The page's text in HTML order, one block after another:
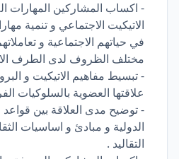
- اكساب المشاركين المهارات
الاتيكيت الاجتماعي و تنمية
في حياتهم الاجتماعية و
مختلف الظروف لدى الطرف
- تبسيط مفاهيم الاتيكيت و
علاقتها العضوية بالسلوكيات
- توضيح مدى العلاقة بين قواعد
الدولية و مبادئ و اساسيات
التقاليد .